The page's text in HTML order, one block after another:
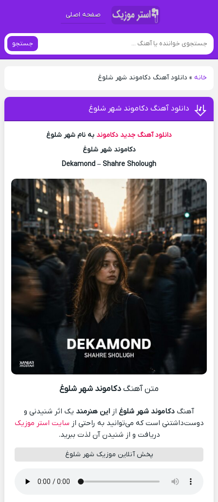
صفحه اصلی
جستجو
خانه» دانلود آهنگ دکاموند شهر شلوغ
دانلود آهنگ دکاموند شهر شلوغ
دانلود آهنگ جدید دکاموند به نام شهر شلوغ
دکاموند شهر شلوغ
Dekamond – Shahre Sholough
متن آهنگدکاموند شهر شلوغ
آهنگ دکاموند شهر شلوغ از این هنرمند یک اثر شنیدنی و
دوست‌داشتنی است که می‌توانید به راحتی از سایت استر موزیک
دریافت و از شنیدن آن لذت ببرید.
پخش آنلاین موزیک شهر شلوغ